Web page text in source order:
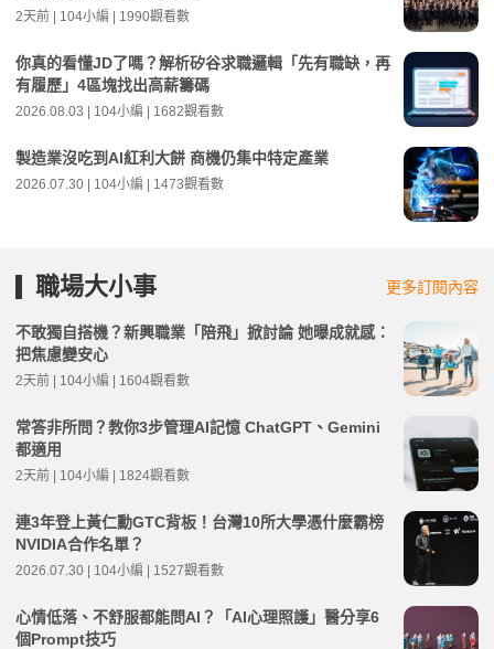
2天前 | 104小編 | 1990觀看數
你真的看懂JD了嗎？解析矽谷求職邏輯「先有職缺，再
有履歷」4區塊找出高薪籌碼
2026.08.03 | 104小編 | 1682觀看數
製造業沒吃到AI紅利大餅 商機仍集中特定產業
2026.07.30 | 104小編 | 1473觀看數
職場大小事 更多訂閱內容
不敢獨自搭機？新興職業「陪飛」掀討論 她曝成就感：
把焦慮變安心
2天前 | 104小編 | 1604觀看數
常答非所問？教你3步管理AI記憶 ChatGPT、Gemini
都適用
2天前 | 104小編 | 1824觀看數
連3年登上黃仁勳GTC背板！台灣10所大學憑什麼霸榜
NVIDIA合作名單？
2026.07.30 | 104小編 | 1527觀看數
心情低落、不舒服都能問AI？「AI心理照護」醫分享6
個Prompt技巧